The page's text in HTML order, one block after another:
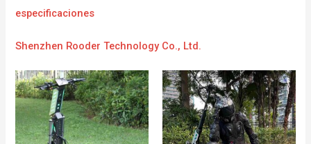
especificaciones
Shenzhen Rooder Technology Co., Ltd.